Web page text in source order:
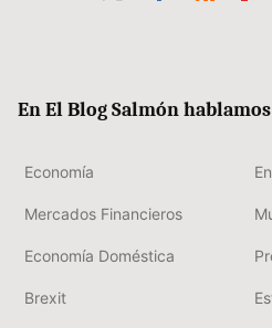
En El Blog Salmón hablamos
Economía
Mercados Financieros
Economía Doméstica
Brexit